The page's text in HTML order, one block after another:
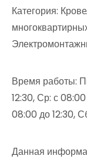
Категория:
Время работы:
12:30, Ср: с
08:00 до 12:30,
Данная